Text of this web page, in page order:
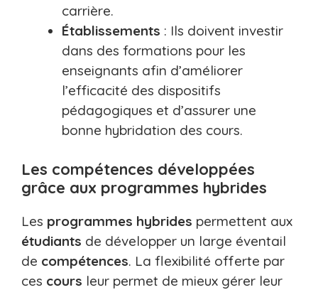
carrière.
Établissements : Ils doivent investir
dans des formations pour les
enseignants afin d’améliorer
l’efficacité des dispositifs
pédagogiques et d’assurer une
bonne hybridation des cours.
Les compétences développées
grâce aux programmes hybrides
Les programmes hybrides permettent aux
étudiants de développer un large éventail
de compétences. La flexibilité offerte par
ces cours leur permet de mieux gérer leur